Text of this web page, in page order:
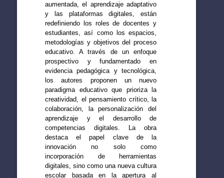
aumentada, el aprendizaje adaptativo
y las plataformas digitales, están
redefiniendo los roles de docentes y
estudiantes, así como los espacios,
metodologías y objetivos del proceso
educativo. A través de un enfoque
prospectivo y fundamentado en
evidencia pedagógica y tecnológica,
los autores proponen un nuevo
paradigma educativo que prioriza la
creatividad, el pensamiento crítico, la
colaboración, la personalización del
aprendizaje y el desarrollo de
competencias digitales. La obra
destaca el papel clave de la
innovación no solo como
incorporación de herramientas
digitales, sino como una nueva cultura
escolar basada en la apertura al